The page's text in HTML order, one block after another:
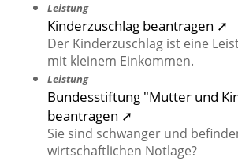
Leistung
Kinderzuschlag beantragen ➚
Der Kinderzuschlag ist eine
mit kleinem Einkommen.
Leistung
Bundesstiftung "Mutter und
beantragen ➚
Sie sind schwanger und
wirtschaftlichen Notlage?